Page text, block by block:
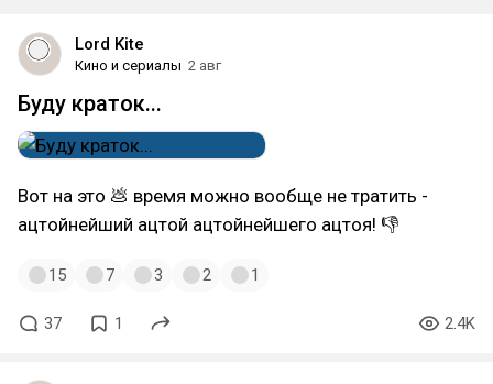
Lord Kite
Кино и сериалы 2 авг
Буду краток...
Вот на это 💩 время можно вообще не тратить -
ацтойнейший ацтой ацтойнейшего ацтоя! 👎
15 7 3 2 1
37 1 2.4K